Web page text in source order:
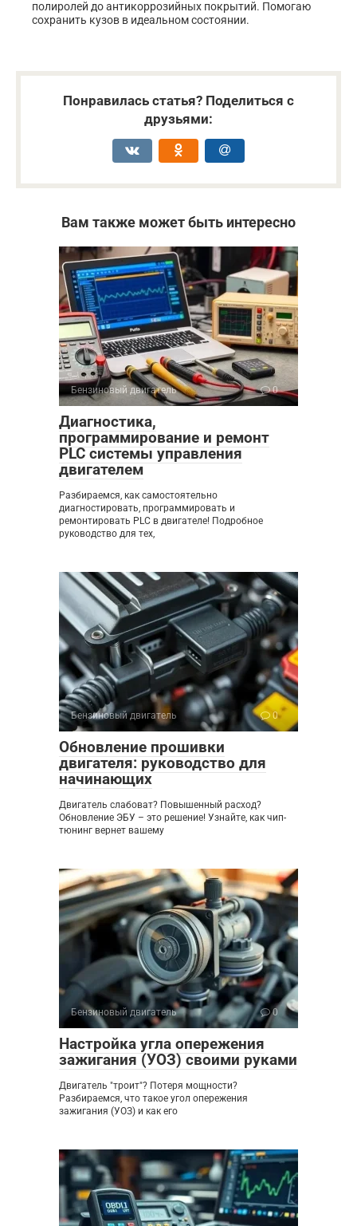
полиролей до антикоррозийных покрытий. Помогаю
сохранить кузов в идеальном состоянии.
Понравилась статья? Поделиться с
друзьями:
Вам также может быть интересно
Бензиновый двигатель 0
Диагностика,
программирование и ремонт
PLC системы управления
двигателем
Разбираемся, как самостоятельно
диагностировать, программировать и
ремонтировать PLC в двигателе! Подробное
руководство для тех,
Бензиновый двигатель 0
Обновление прошивки
двигателя: руководство для
начинающих
Двигатель слабоват? Повышенный расход?
Обновление ЭБУ – это решение! Узнайте, как чип-
тюнинг вернет вашему
Бензиновый двигатель 0
Настройка угла опережения
зажигания (УОЗ) своими руками
Двигатель "троит"? Потеря мощности?
Разбираемся, что такое угол опережения
зажигания (УОЗ) и как его